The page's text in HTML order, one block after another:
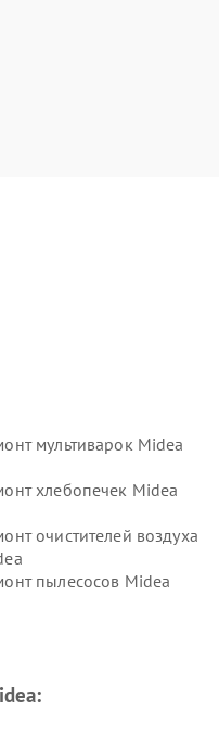
мультиварок Midea
хлебопечек Midea
очистителей воздуха
пылесосов Midea